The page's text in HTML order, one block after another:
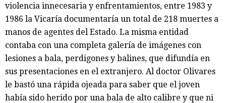
violencia innecesaria y enfrentamientos, entre 1983 y
1986 la Vicaría documentaría un total de 218 muertes a
manos de agentes del Estado. La misma entidad
contaba con una completa galería de imágenes con
lesiones a bala, perdigones y balines, que difundía en
sus presentaciones en el extranjero. Al doctor Olivares
le bastó una rápida ojeada para saber que el joven
había sido herido por una bala de alto calibre y que ni